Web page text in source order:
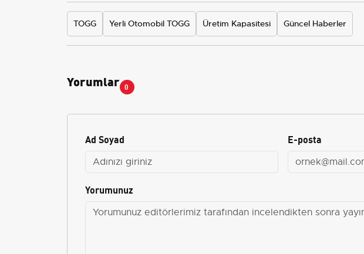
TOGG Yerli Otomobil TOGG Üretim Kapasitesi Güncel Haberler
Yorumlar 0
Ad Soyad E-posta
Yorumunuz